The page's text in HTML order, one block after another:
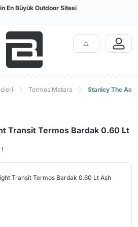
En Büyük Outdoor Sitesi
Termos Matara Stanley The
Transit Termos Bardak 0.60 Lt
!